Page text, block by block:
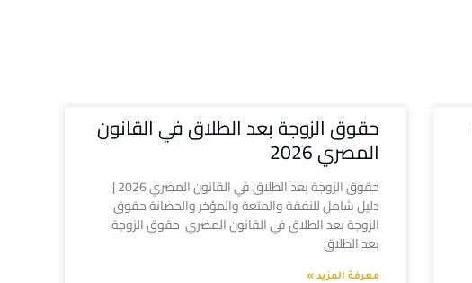
حقوق الزوجة بعد الطلاق في القانون
المصري 2026
حقوق الزوجة بعد الطلاق في القانون المصري 2026 |
دليل شامل للنفقة والمتعة والمؤخر والحضانة حقوق
الزوجة بعد الطلاق في القانون المصري حقوق الزوجة
بعد الطلاق
معرفة المزيد »